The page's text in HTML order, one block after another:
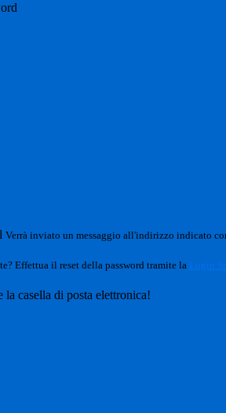
Verrà inviato un messaggio all'indirizzo indicato
Effettua il reset della password tramite la Login
casella di posta elettronica!